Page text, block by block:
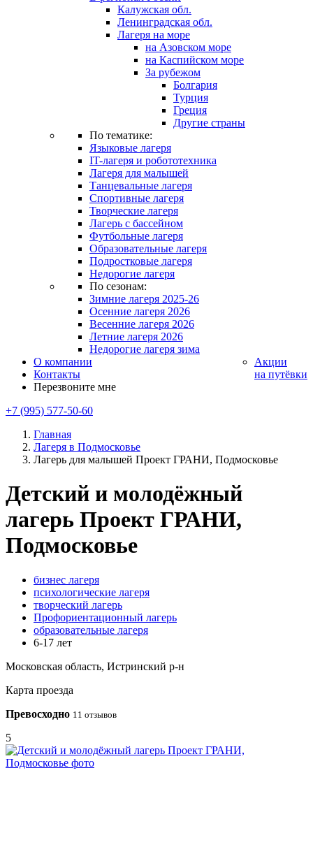
Калужская обл.
Ленинградская обл.
Лагеря на море
на Азовском море
на Каспийском море
За рубежом
Болгария
Турция
Греция
Другие страны
По тематике:
Языковые лагеря
IT-лагеря и робототехника
Лагеря для малышей
Танцевальные лагеря
Спортивные лагеря
Творческие лагеря
Лагерь с бассейном
Футбольные лагеря
Образовательные лагеря
Подростковые лагеря
Недорогие лагеря
По сезонам:
Зимние лагеря 2025-26
Осенние лагеря 2026
Весенние лагеря 2026
Летние лагеря 2026
Недорогие лагеря зима
Акции
на путёвки
О компании
Контакты
Перезвоните мне
+7 (995) 577-50-60
Главная
Лагеря в Подмосковье
Лагерь для малышей Проект ГРАНИ, Подмосковье
Детский и молодёжный
лагерь Проект ГРАНИ,
Подмосковье
бизнес лагеря
психологические лагеря
творческий лагерь
Профориентационный лагерь
образовательные лагеря
6-17 лет
Московская область, Истринский р-н
Карта проезда
Превосходно 11 отзывов
5